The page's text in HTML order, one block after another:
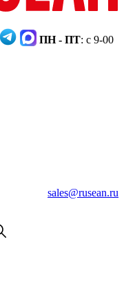
ПН - ПТ: с 9-00
sales@rusean.ru